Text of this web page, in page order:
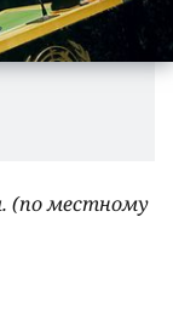
(по местному